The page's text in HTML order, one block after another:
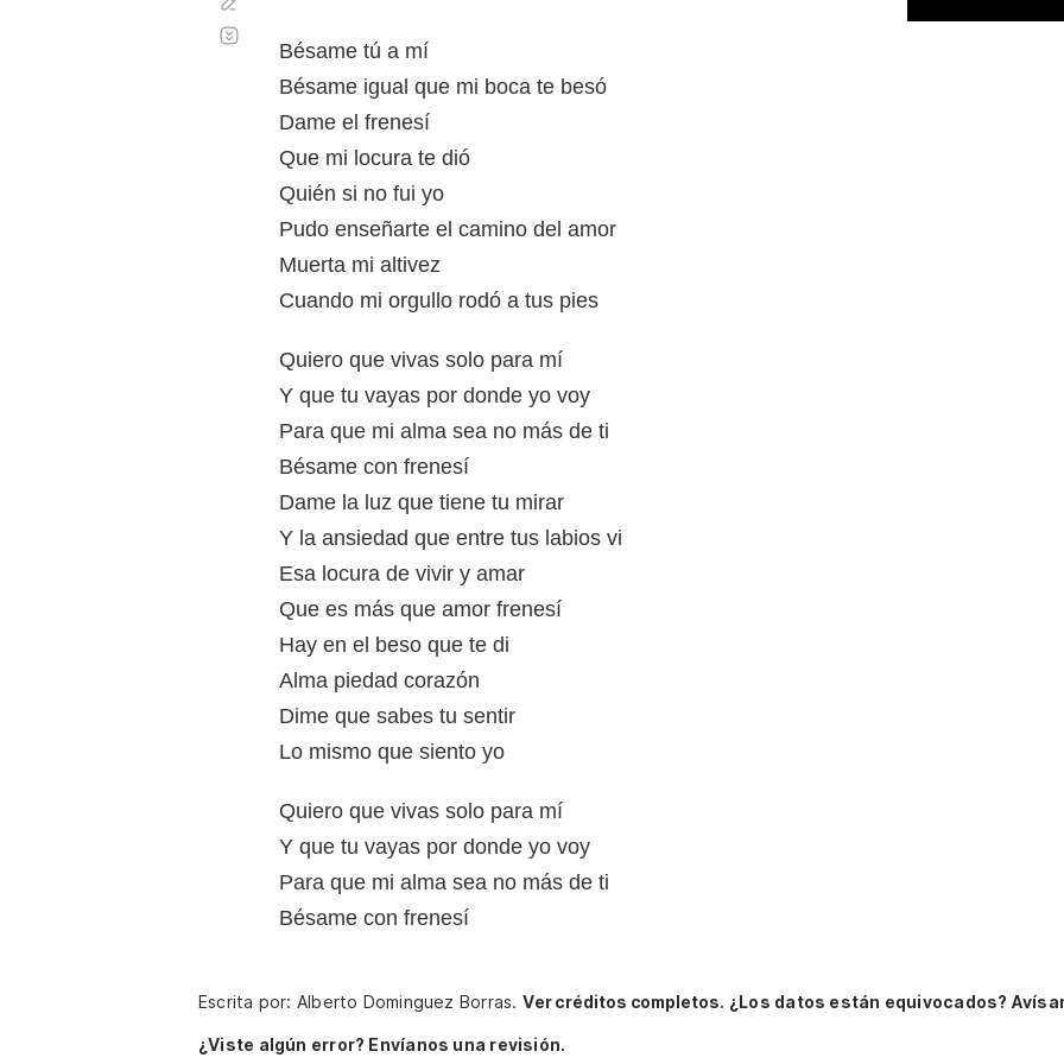
Bésame tú a mí
Bésame igual que mi boca te besó
Dame el frenesí
Que mi locura te dió
Quién si no fui yo
Pudo enseñarte el camino del amor
Muerta mi altivez
Cuando mi orgullo rodó a tus pies
Quiero que vivas solo para mí
Y que tu vayas por donde yo voy
Para que mi alma sea no más de ti
Bésame con frenesí
Dame la luz que tiene tu mirar
Y la ansiedad que entre tus labios vi
Esa locura de vivir y amar
Que es más que amor frenesí
Hay en el beso que te di
Alma piedad corazón
Dime que sabes tu sentir
Lo mismo que siento yo
Quiero que vivas solo para mí
Y que tu vayas por donde yo voy
Para que mi alma sea no más de ti
Bésame con frenesí
automático
Escrita por: Alberto Dominguez Borras. Ver créditos completos. ¿Los datos están equivocados?
¿Viste algún error? Envíanos una revisión.